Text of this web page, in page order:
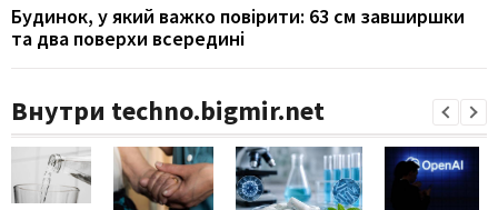
Будинок, у який важко повірити: 63 см завширшки
та два поверхи всередині
Внутри techno.bigmir.net